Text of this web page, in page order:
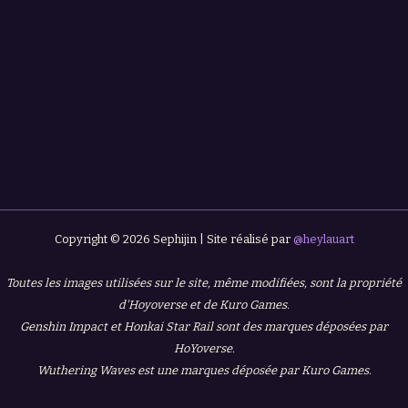
Copyright © 2026 Sephijin | Site réalisé par @heylauart
Toutes les images utilisées sur le site, même modifiées, sont la propriété
d'Hoyoverse et de Kuro Games.
Genshin Impact et Honkai Star Rail sont des marques déposées par
HoYoverse.
Wuthering Waves est une marques déposée par Kuro Games.